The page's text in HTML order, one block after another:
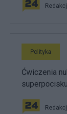
Polityka
Ćwiczenia